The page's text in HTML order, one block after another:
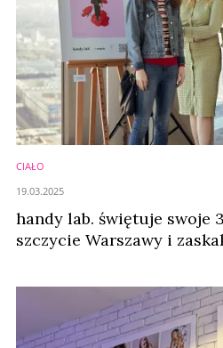
CIAŁO
handy lab. świętuje swoje
szczycie Warszawy i
19.03.2025